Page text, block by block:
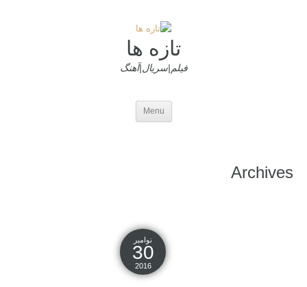
تازه ها
فیلم|سریال|آهنگ
Menu
Archives
نوامبر
30
2016